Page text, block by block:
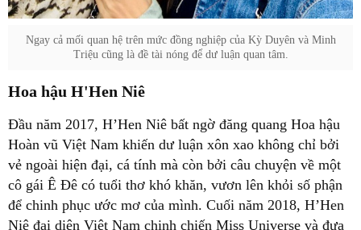
Ngay cả mối quan hệ trên mức đồng nghiệp của Kỳ Duyên và Minh
Triệu cũng là đề tài nóng để dư luận quan tâm.
Hoa hậu H'Hen Niê
Đầu năm 2017, H’Hen Niê bất ngờ đăng quang Hoa hậu
Hoàn vũ Việt Nam khiến dư luận xôn xao không chỉ bởi
vẻ ngoài hiện đại, cá tính mà còn bởi câu chuyện về một
cô gái Ê Đê có tuổi thơ khó khăn, vươn lên khỏi số phận
để chinh phục ước mơ của mình. Cuối năm 2018, H’Hen
Niê đại diện Việt Nam chinh chiến Miss Universe và đưa